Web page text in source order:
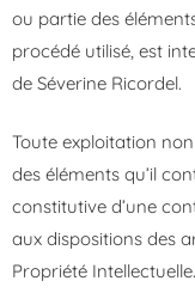
ou partie des
procédé utilisé, est
de Séverine Ricordel.
Toute exploitation
des éléments qu’il
constitutive d’une
aux dispositions des
Propriété Intellectuelle.